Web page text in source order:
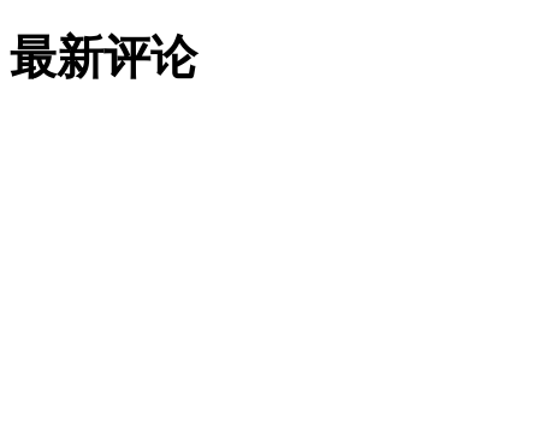
最新评论